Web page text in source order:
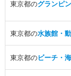
東京都のグランピ
東京都の水族館・
東京都のビーチ・